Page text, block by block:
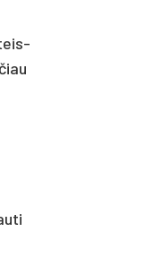
teis­